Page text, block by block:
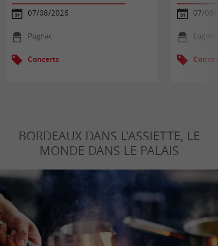
07/08/2026
Pugnac
Concerts
07/08/
BORDEAUX DANS L'ASSIETTE, LE
MONDE DANS LE PALAIS